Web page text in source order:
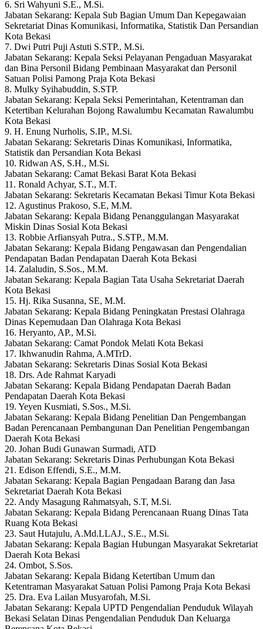
6. Sri Wahyuni S.E., M.Si.
Jabatan Sekarang: Kepala Sub Bagian Umum Dan Kepegawaian
Sekretariat Dinas Komunikasi, Informatika, Statistik Dan Persandian
Kota Bekasi
7. Dwi Putri Puji Astuti S.STP., M.Si.
Jabatan Sekarang: Kepala Seksi Pelayanan Pengaduan Masyarakat
dan Bina Personil Bidang Pembinaan Masyarakat dan Personil
Satuan Polisi Pamong Praja Kota Bekasi
8. Mulky Syihabuddin, S.STP.
Jabatan Sekarang: Kepala Seksi Pemerintahan, Ketentraman dan
Ketertiban Kelurahan Bojong Rawalumbu Kecamatan Rawalumbu
Kota Bekasi
9. H. Enung Nurholis, S.IP., M.Si.
Jabatan Sekarang: Sekretaris Dinas Komunikasi, Informatika,
Statistik dan Persandian Kota Bekasi
10. Ridwan AS, S.H., M.Si.
Jabatan Sekarang: Camat Bekasi Barat Kota Bekasi
11. Ronald Achyar, S.T., M.T.
Jabatan Sekarang: Sekretaris Kecamatan Bekasi Timur Kota Bekasi
12. Agustinus Prakoso, S.E, M.M.
Jabatan Sekarang: Kepala Bidang Penanggulangan Masyarakat
Miskin Dinas Sosial Kota Bekasi
13. Robbie Arfiansyah Putra., S.STP., M.M.
Jabatan Sekarang: Kepala Bidang Pengawasan dan Pengendalian
Pendapatan Badan Pendapatan Daerah Kota Bekasi
14. Zalaludin, S.Sos., M.M.
Jabatan Sekarang: Kepala Bagian Tata Usaha Sekretariat Daerah
Kota Bekasi
15. Hj. Rika Susanna, SE, M.M.
Jabatan Sekarang: Kepala Bidang Peningkatan Prestasi Olahraga
Dinas Kepemudaan Dan Olahraga Kota Bekasi
16. Heryanto, AP., M.Si.
Jabatan Sekarang: Camat Pondok Melati Kota Bekasi
17. Ikhwanudin Rahma, A.MTrD.
Jabatan Sekarang: Sekretaris Dinas Sosial Kota Bekasi
18. Drs. Ade Rahmat Karyadi
Jabatan Sekarang: Kepala Bidang Pendapatan Daerah Badan
Pendapatan Daerah Kota Bekasi
19. Yeyen Kusmiati, S.Sos., M.Si.
Jabatan Sekarang: Kepala Bidang Penelitian Dan Pengembangan
Badan Perencanaan Pembangunan Dan Penelitian Pengembangan
Daerah Kota Bekasi
20. Johan Budi Gunawan Surmadi, ATD
Jabatan Sekarang: Sekretaris Dinas Perhubungan Kota Bekasi
21. Edison Effendi, S.E., M.M.
Jabatan Sekarang: Kepala Bagian Pengadaan Barang dan Jasa
Sekretariat Daerah Kota Bekasi
22. Andy Masagung Rahmatsyah, S.T, M.Si.
Jabatan Sekarang: Kepala Bidang Perencanaan Ruang Dinas Tata
Ruang Kota Bekasi
23. Saut Hutajulu, A.Md.LLAJ., S.E., M.Si.
Jabatan Sekarang: Kepala Bagian Hubungan Masyarakat Sekretariat
Daerah Kota Bekasi
24. Ombot, S.Sos.
Jabatan Sekarang: Kepala Bidang Ketertiban Umum dan
Ketentraman Masyarakat Satuan Polisi Pamong Praja Kota Bekasi
25. Dra. Eva Lailan Musyarofah, M.Si.
Jabatan Sekarang: Kepala UPTD Pengendalian Penduduk Wilayah
Bekasi Selatan Dinas Pengendalian Penduduk Dan Keluarga